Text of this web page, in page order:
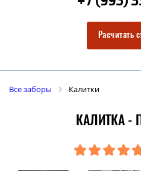
Расчитать
Все заборы Калитки
КАЛИТКА -